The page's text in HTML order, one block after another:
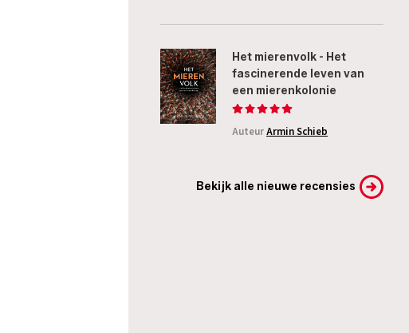
Het mierenvolk - Het
fascinerende leven van
een mierenkolonie
AuteurArmin Schieb
Bekijk alle nieuwe recensies